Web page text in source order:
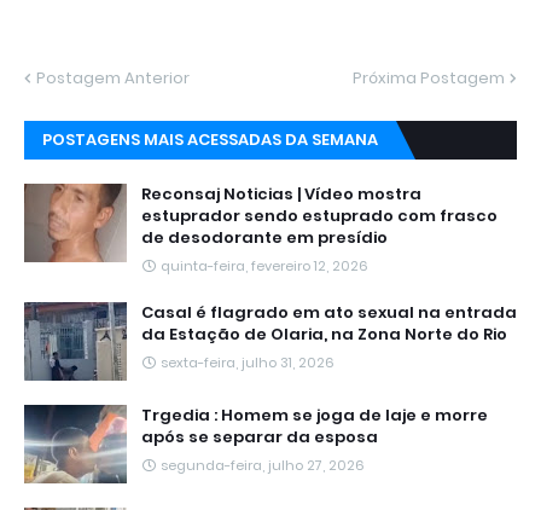
Postagem Anterior Próxima Postagem
POSTAGENS MAIS ACESSADAS DA SEMANA
Reconsaj Noticias | Vídeo mostra
estuprador sendo estuprado com frasco
de desodorante em presídio
quinta-feira, fevereiro 12, 2026
Casal é flagrado em ato sexual na entrada
da Estação de Olaria, na Zona Norte do Rio
sexta-feira, julho 31, 2026
Trgedia : Homem se joga de laje e morre
após se separar da esposa
segunda-feira, julho 27, 2026